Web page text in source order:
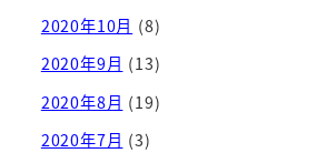
2020年10月 (8)
2020年9月 (13)
2020年8月 (19)
2020年7月 (3)